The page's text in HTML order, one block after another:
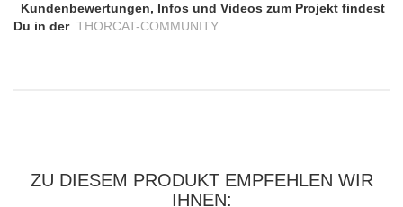
Kundenbewertungen, Infos und Videos zum Projekt findest
Du in der THORCAT-COMMUNITY
ZU DIESEM PRODUKT EMPFEHLEN WIR
IHNEN: